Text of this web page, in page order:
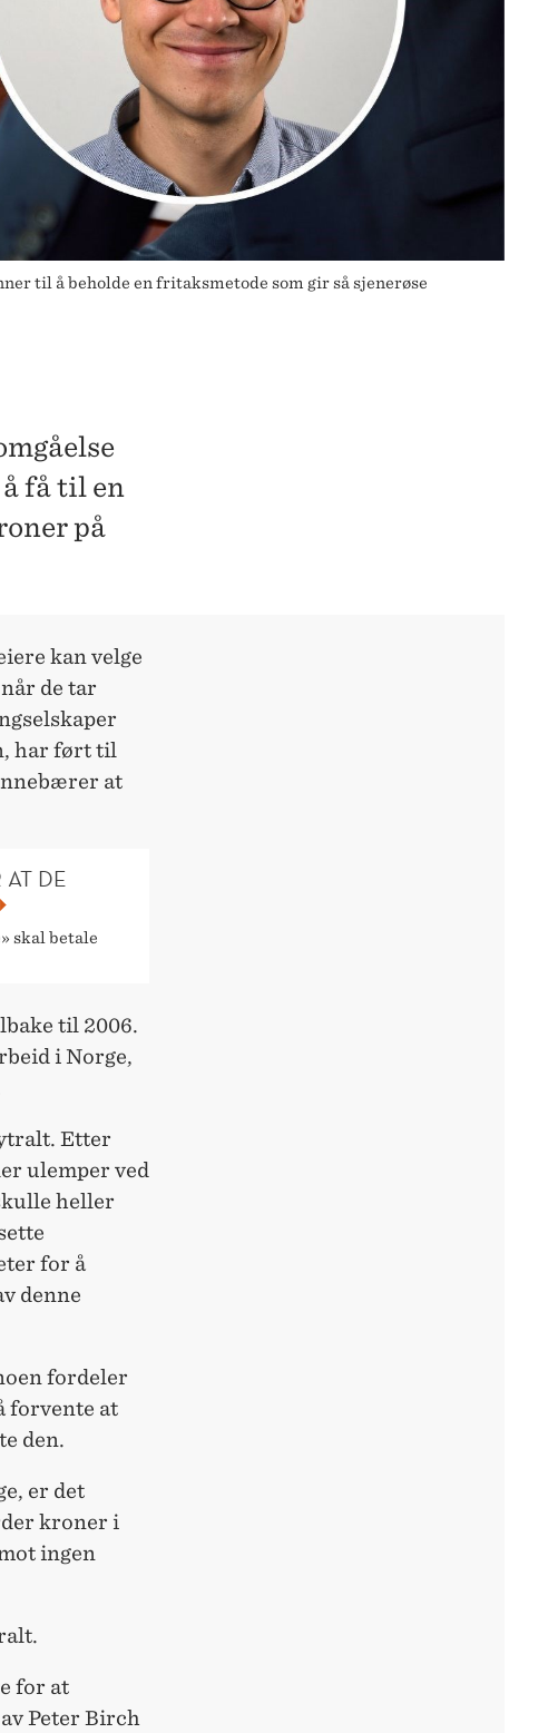
til å beholde en fritaksmetode som gir så sjenerøse
få til en
på
kan velge
de tar
har ført til
at
DE
skal betale
til 2006.
i Norge,
Etter
ulemper ved
heller
for å
denne
fordeler
forvente at
den.
er det
kroner i
ingen
for at
Peter Birch